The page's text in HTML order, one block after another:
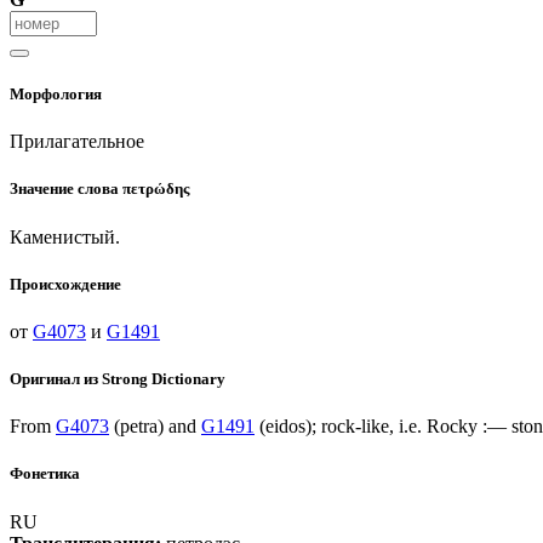
Морфология
Прилагательное
Значение слова πετρώδης
Каменистый.
Происхождение
от G4073 и G1491
Оригинал из Strong Dictionary
From G4073 (petra) and G1491 (eidos); rock-like, i.e. Rocky :—
Фонетика
RU